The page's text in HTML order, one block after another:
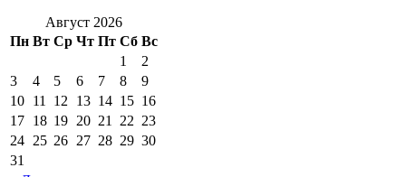
Август 2026
Пн Вт Ср Чт Пт Сб Вс
1
2
3
4 5 6 7 8
9
10 11 12 13 14 15 16
17 18 19 20 21 22 23
24 25 26 27 28 29 30
31